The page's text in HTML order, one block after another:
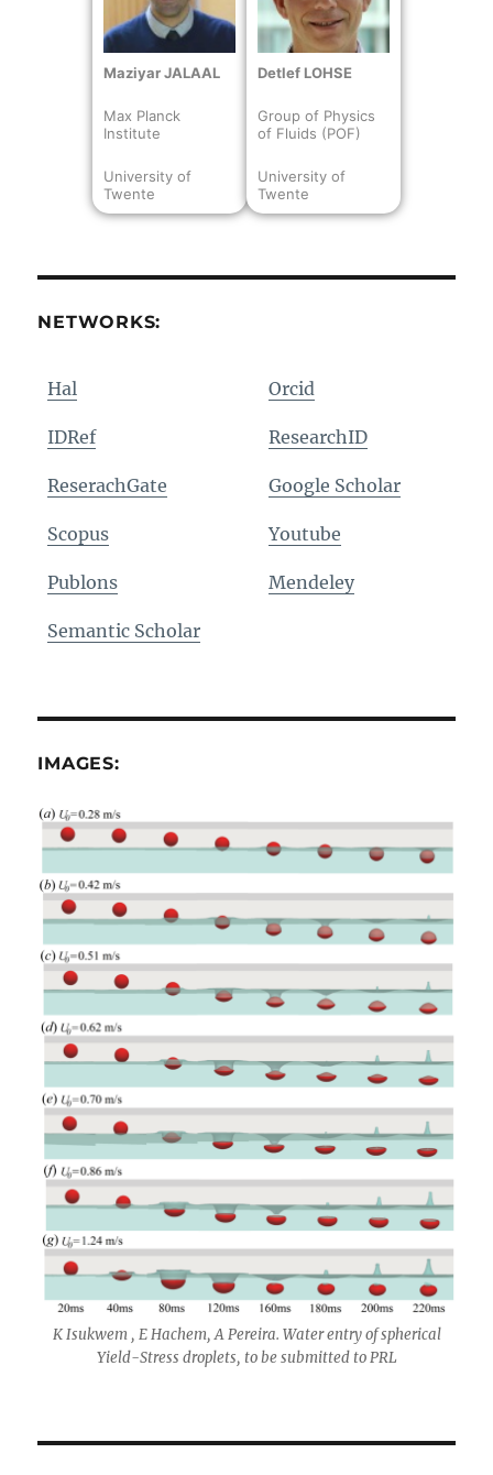
Maziyar JALAAL
Max Planck
Institute
University of
Twente
Detlef LOHSE
Group of Physics
of Fluids (POF)
University of
Twente
NETWORKS:
Hal Orcid
IDRef ResearchID
ReserachGate Google Scholar
Scopus Youtube
Publons Mendeley
Semantic Scholar
IMAGES:
K Isukwem , E Hachem, A Pereira. Water entry of spherical
Yield-Stress droplets, to be submitted to PRL